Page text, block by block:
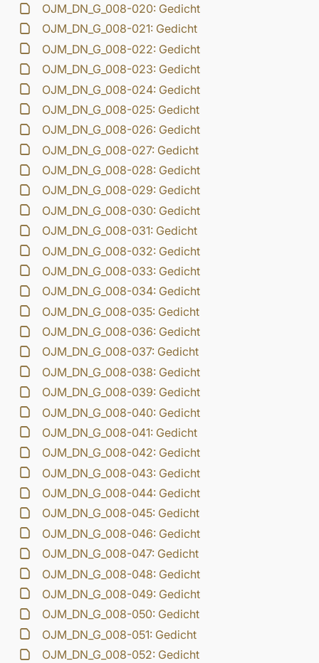
OJM_DN_G_008-020: Gedicht
OJM_DN_G_008-021: Gedicht
OJM_DN_G_008-022: Gedicht
OJM_DN_G_008-023: Gedicht
OJM_DN_G_008-024: Gedicht
OJM_DN_G_008-025: Gedicht
OJM_DN_G_008-026: Gedicht
OJM_DN_G_008-027: Gedicht
OJM_DN_G_008-028: Gedicht
OJM_DN_G_008-029: Gedicht
OJM_DN_G_008-030: Gedicht
OJM_DN_G_008-031: Gedicht
OJM_DN_G_008-032: Gedicht
OJM_DN_G_008-033: Gedicht
OJM_DN_G_008-034: Gedicht
OJM_DN_G_008-035: Gedicht
OJM_DN_G_008-036: Gedicht
OJM_DN_G_008-037: Gedicht
OJM_DN_G_008-038: Gedicht
OJM_DN_G_008-039: Gedicht
OJM_DN_G_008-040: Gedicht
OJM_DN_G_008-041: Gedicht
OJM_DN_G_008-042: Gedicht
OJM_DN_G_008-043: Gedicht
OJM_DN_G_008-044: Gedicht
OJM_DN_G_008-045: Gedicht
OJM_DN_G_008-046: Gedicht
OJM_DN_G_008-047: Gedicht
OJM_DN_G_008-048: Gedicht
OJM_DN_G_008-049: Gedicht
OJM_DN_G_008-050: Gedicht
OJM_DN_G_008-051: Gedicht
OJM_DN_G_008-052: Gedicht